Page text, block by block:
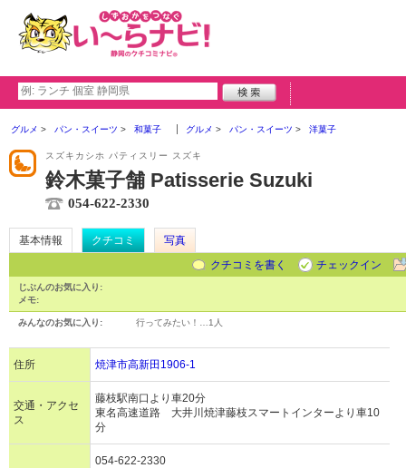
グルメ パン・スイーツ 和菓子 グルメ パン・スイーツ 洋菓子
スズキカシホ パティスリー スズキ
鈴木菓子舗 Patisserie Suzuki
054-622-2330
基本情報 クチコミ
写真
クチコミを書く
チェックイン
じぶんのお気に入り:
メモ:
みんなのお気に入り: 行ってみたい！… 1人
住所 焼津市高新田1906-1
交通・アクセ
ス
藤枝駅南口より車20分
東名高速道路 大井川焼津藤枝スマートインターより車10
分
054-622-2330